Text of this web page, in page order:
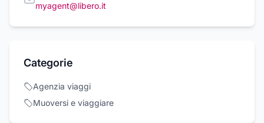
myagent@libero.it
Categorie
Agenzia viaggi
Muoversi e viaggiare